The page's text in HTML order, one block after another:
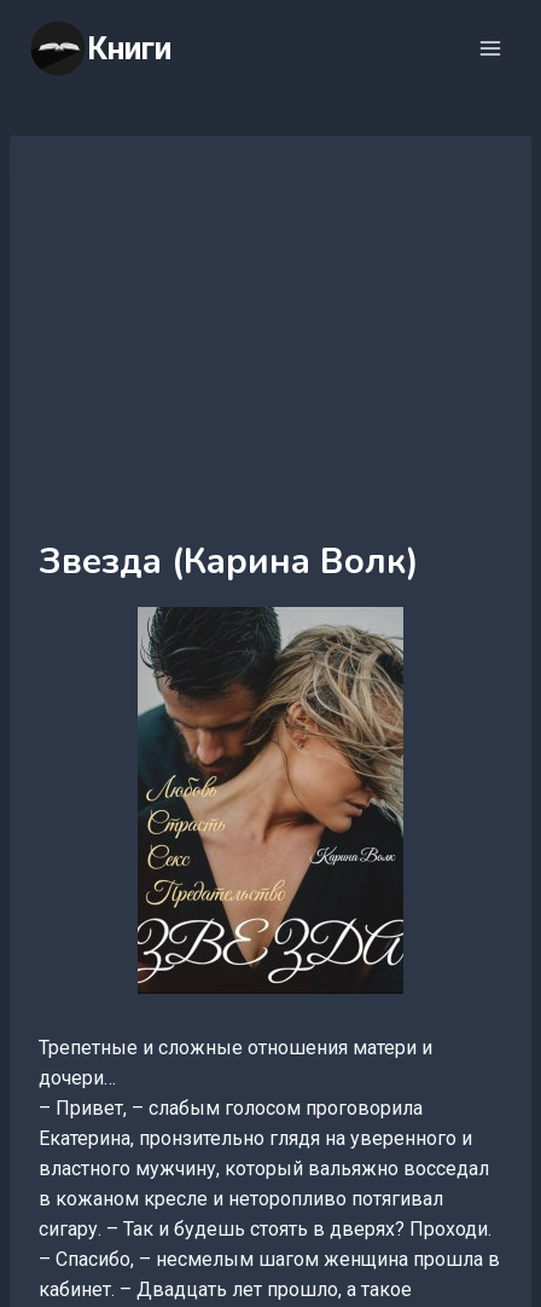
содержимому
Книги
Звезда (Карина Волк)
Трепетные и сложные отношения матери и
дочери…
– Привет, – слабым голосом проговорила
Екатерина, пронзительно глядя на уверенного и
властного мужчину, который вальяжно восседал
в кожаном кресле и неторопливо потягивал
сигару. – Так и будешь стоять в дверях? Проходи.
– Спасибо, – несмелым шагом женщина прошла в
кабинет. – Двадцать лет прошло, а такое